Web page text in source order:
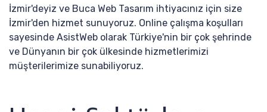
İzmir'deyiz ve Buca Web Tasarım ihtiyacınız için size
İzmir'den hizmet sunuyoruz. Online çalışma koşulları
sayesinde AsistWeb olarak Türkiye'nin bir çok şehrinde
ve Dünyanın bir çok ülkesinde hizmetlerimizi
müşterilerimize sunabiliyoruz.